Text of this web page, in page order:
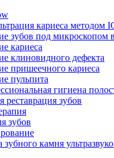
кариеса методом
зубов под микроскопом
кариеса
клиновидного дефекта
пришеечного кариеса
пульпита
гигиена
реставрация зубов
зубов
зубного камня